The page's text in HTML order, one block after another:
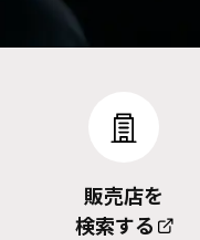
販売店を
検索する